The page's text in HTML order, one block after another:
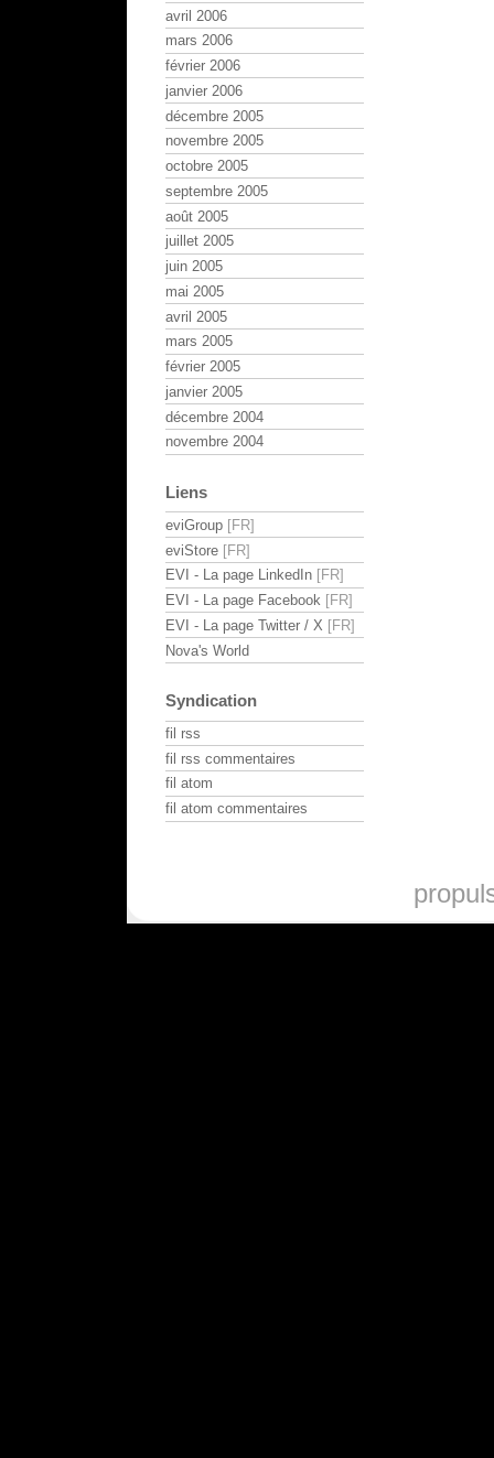
avril 2006
mars 2006
février 2006
janvier 2006
décembre 2005
novembre 2005
octobre 2005
septembre 2005
août 2005
juillet 2005
juin 2005
mai 2005
avril 2005
mars 2005
février 2005
janvier 2005
décembre 2004
novembre 2004
Liens
eviGroup
eviStore
EVI - La page LinkedIn
EVI - La page Facebook
EVI - La page Twitter / X
Nova's World
Syndication
fil rss
fil rss commentaires
fil atom
fil atom commentaires